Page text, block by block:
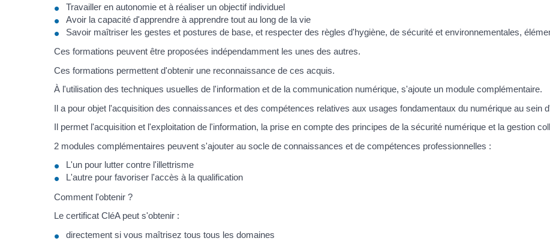
Travailler en autonomie et à réaliser un objectif individuel
Avoir la capacité d'apprendre à apprendre tout au long de la vie
Savoir maîtriser les gestes et postures de base, et respecter des règles d'hygiène, de sécurité et environnementales,
Ces formations peuvent être proposées indépendamment les unes des autres.
Ces formations permettent d'obtenir une reconnaissance de ces acquis.
À l'utilisation des techniques usuelles de l'information et de la communication numérique, s'ajoute un module complémentaire.
Il a pour objet l'acquisition des connaissances et des compétences relatives aux usages fondamentaux du numérique au sein
Il permet l'acquisition et l'exploitation de l'information, la prise en compte des principes de la sécurité numérique et la gestion
2 modules complémentaires peuvent s'ajouter au socle de connaissances et de compétences professionnelles :
L'un pour lutter contre l'illettrisme
L'autre pour favoriser l'accès à la qualification
Comment l'obtenir ?
Le certificat CléA peut s'obtenir :
directement si vous maîtrisez tous tous les domaines